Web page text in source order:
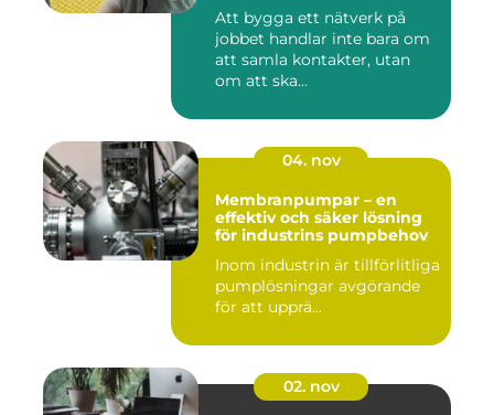
Att bygga ett nätverk på
jobbet handlar inte bara om
att samla kontakter, utan
om att ska...
04. nov
Membranpumpar – en
effektiv och säker lösning
för industrins pumpbehov
Inom industrin är tillförlitliga
pumplösningar avgörande
för att upprä...
02. nov